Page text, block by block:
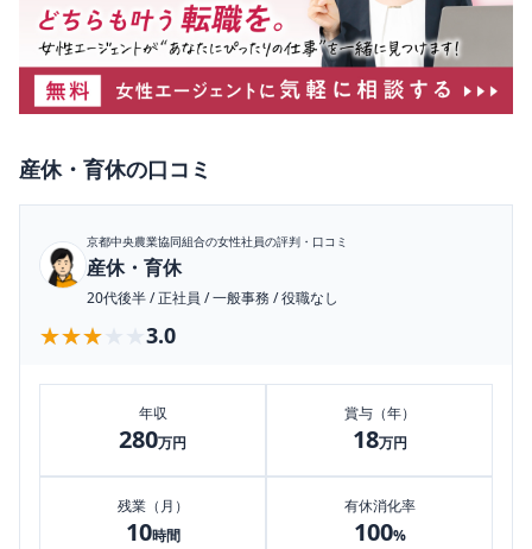
産休・育休の口コミ
京都中央農業協同組合の女性社員の評判・口コミ
産休・育休
20代後半/正社員 /一般事務 /役職なし
★★★★★
★★★★★ 3.0
年収
280万円
賞与（年）
18万円
残業（月）
10時間
有休消化率
100%